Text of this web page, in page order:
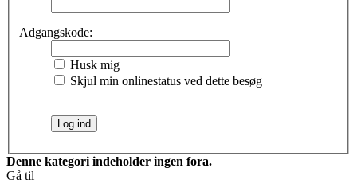
Adgangskode:
Husk mig
Skjul min onlinestatus ved dette besøg
Denne kategori indeholder ingen fora.
Gå til